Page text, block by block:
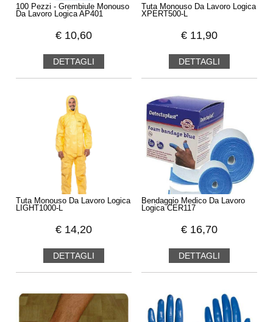
100 Pezzi - Grembiule Monouso
Da Lavoro Logica AP401
€ 10,60
DETTAGLI
Tuta Monouso Da Lavoro Logica
XPERT500-L
€ 11,90
DETTAGLI
Tuta Monouso Da Lavoro Logica
LIGHT1000-L
€ 14,20
DETTAGLI
Bendaggio Medico Da Lavoro
Logica CER117
€ 16,70
DETTAGLI